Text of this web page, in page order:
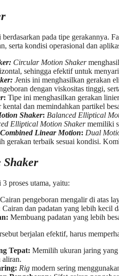
pada tipe gerakannya.
serta kondisi operasional dan
Circular Motion Shaker
sehingga efektif untuk
Jenis ini menghasilkan gerakan
dengan viskositas tinggi,
: Tipe ini menghasilkan gerakan
dan memindahkan partikel
Shaker: Balanced Elliptical
Elliptical Motion Shakermemiliki
Linear Motion: Dual
gerakan terbaik sesuai kondisi.
Shaker
proses utama, yaitu:
pengeboran mengalir di atas
Cairan dan padatan yang lebih kecil
Membuang padatan yang lebih
berjalan efektif, harus
Tepat: Memilih ukuran jaring yang
aliran.
Rig modern sering